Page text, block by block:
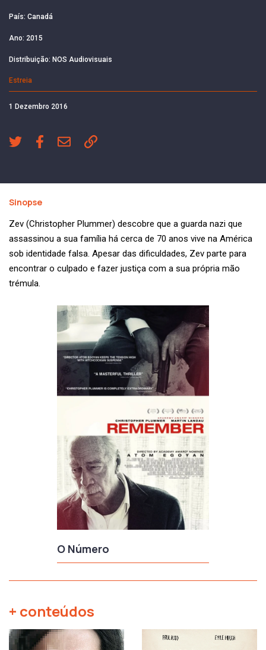
País: Canadá
Ano: 2015
Distribuição: NOS Audiovisuais
Estreia
1 Dezembro 2016
O Número
Sinopse
Zev (Christopher Plummer) descobre que a guarda nazi que
assassinou a sua família há cerca de 70 anos vive na América
sob identidade falsa. Apesar das dificuldades, Zev parte para
encontrar o culpado e fazer justiça com a sua própria mão
trémula.
+ conteúdos